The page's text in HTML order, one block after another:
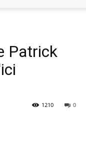
Patrick
0
1210